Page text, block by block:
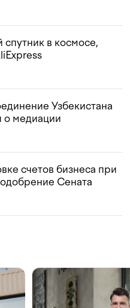
в космосе,
Узбекистана
о медиации
счетов бизнеса при
Сената